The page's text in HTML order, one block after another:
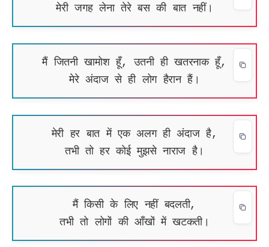
मेरी जगह लेना तेरे बस की बात नहीं।
मैं जितनी खामोश हूँ, उतनी ही खतरनाक हूँ,
मेरे अंदाज से ही लोग हैरान हैं।
मेरी हर बात में एक अलग ही अंदाज है,
तभी तो हर कोई मुझसे नाराज है।
मैं किसी के लिए नहीं बदलती,
तभी तो लोगों की आँखों में खटकती।